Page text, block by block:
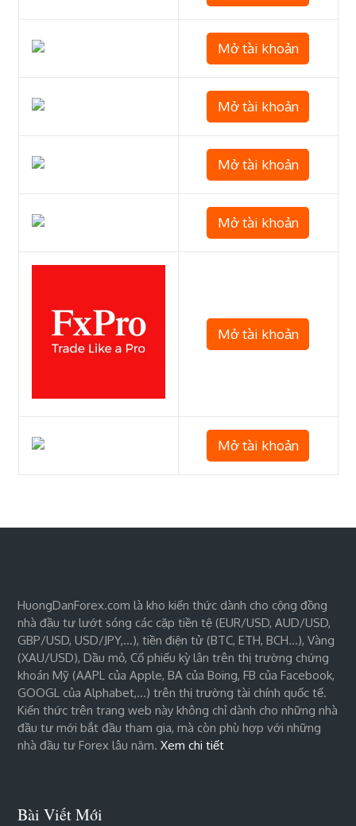
Mở tài khoản
Mở tài khoản
Mở tài khoản
Mở tài khoản
Mở tài khoản
Mở tài khoản
HuongDanForex.com là kho kiến thức dành cho cộng đồng
nhà đầu tư lướt sóng các cặp tiền tệ (EUR/USD, AUD/USD,
GBP/USD, USD/JPY,…), tiền điện tử (BTC, ETH, BCH…), Vàng
(XAU/USD), Dầu mỏ, Cổ phiếu kỳ lân trên thị trường chứng
khoán Mỹ (AAPL của Apple, BA của Boing, FB của Facebook,
GOOGL của Alphabet,…) trên thị trường tài chính quốc tế.
Kiến thức trên trang web này không chỉ dành cho những nhà
đầu tư mới bắt đầu tham gia, mà còn phù hợp với những
nhà đầu tư Forex lâu năm.Xem chi tiết
Bài Viết Mới